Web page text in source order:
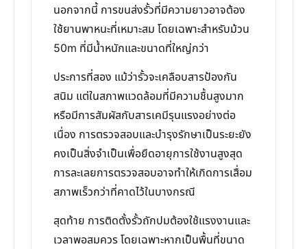
นอกจากนี้ การขนส่งรั้วที่มีความยาวอาจต้อง
ใช้ยานพาหนะที่เหมาะสม โดยเฉพาะสำหรับม้วน
50m ที่มีน้ำหนักและขนาดที่ใหญ่กว่า
ประการที่สอง แม้ว่ารั้วจะเคลือบสารป้องกัน
สนิม แต่ในสภาพแวดล้อมที่มีความชื้นสูงมาก
หรือมีการสัมผัสกับสารเคมีรุนแรงอย่างต่อ
เนื่อง การตรวจสอบและบำรุงรักษาเป็นระยะยัง
คงเป็นสิ่งจำเป็นเพื่อยืดอายุการใช้งานสูงสุด
การละเลยการตรวจสอบอาจทำให้เกิดการเสื่อม
สภาพเร็วกว่าที่คาดไว้ในบางกรณี
สุดท้าย การติดตั้งรั้วถักปมต้องใช้แรงงานและ
เวลาพอสมควร โดยเฉพาะหากเป็นพื้นที่ขนาด